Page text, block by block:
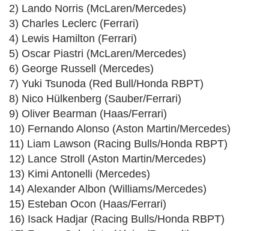
2) Lando Norris (McLaren/Mercedes)
3) Charles Leclerc (Ferrari)
4) Lewis Hamilton (Ferrari)
5) Oscar Piastri (McLaren/Mercedes)
6) George Russell (Mercedes)
7) Yuki Tsunoda (Red Bull/Honda RBPT)
8) Nico Hülkenberg (Sauber/Ferrari)
9) Oliver Bearman (Haas/Ferrari)
10) Fernando Alonso (Aston Martin/Mercedes)
11) Liam Lawson (Racing Bulls/Honda RBPT)
12) Lance Stroll (Aston Martin/Mercedes)
13) Kimi Antonelli (Mercedes)
14) Alexander Albon (Williams/Mercedes)
15) Esteban Ocon (Haas/Ferrari)
16) Isack Hadjar (Racing Bulls/Honda RBPT)